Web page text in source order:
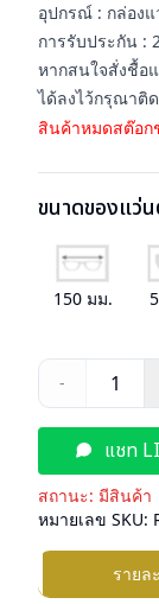
อุปกรณ์ : กล่อง
การรับประกัน :
หากสนใจสั่งชื้อ
ได้ลงไว้กรุณาติด
สินค้าหมดสต๊อก
ขนาดของแว่
150 มม.
- 1
แชท
สถานะ: มีสินค้า
หมายเลข SKU:
รายล